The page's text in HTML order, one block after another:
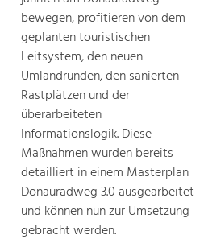
bewegen, profitieren von dem
geplanten touristischen
Leitsystem, den neuen
Umlandrunden, den sanierten
Rastplätzen und der
überarbeiteten
Informationslogik. Diese
Maßnahmen wurden bereits
detailliert in einem Masterplan
Donauradweg 3.0 ausgearbeitet
und können nun zur Umsetzung
gebracht werden.